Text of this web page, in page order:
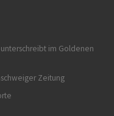
im Goldenen
Zeitung